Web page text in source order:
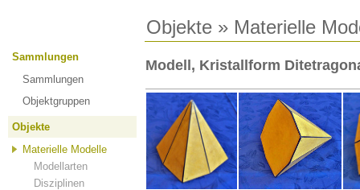
Objekte » Materielle
Sammlungen
Sammlungen
Objektgruppen
Objekte
Materielle Modelle
Modellarten
Disziplinen
Modell, Kristallform